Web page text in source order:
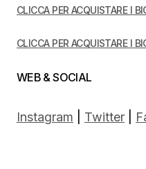
CLICCA PER ACQUISTARE I
CLICCA PER ACQUISTARE I
WEB & SOCIAL
Instagram Twitter